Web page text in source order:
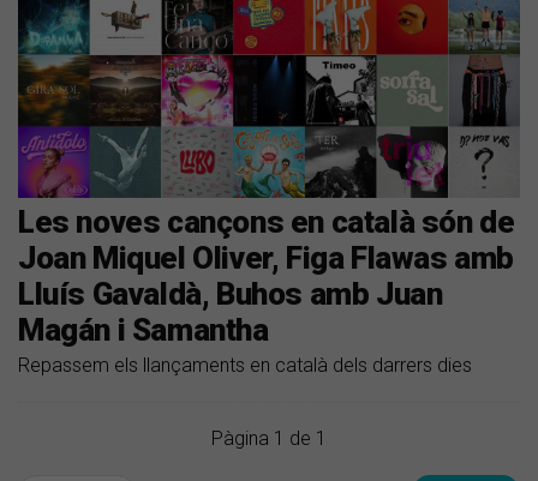
Les noves cançons en català són de
Joan Miquel Oliver, Figa Flawas amb
Lluís Gavaldà, Buhos amb Juan
Magán i Samantha
Repassem els llançaments en català dels darrers dies
Pàgina 1 de 1